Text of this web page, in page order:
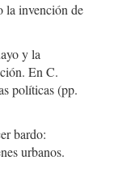
la invención de
y la
En C.
políticas (pp.
bardo:
urbanos.